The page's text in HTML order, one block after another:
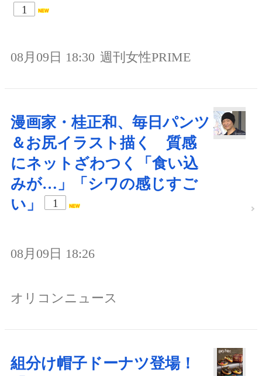
1
08月09日 18:30 週刊女性PRIME
漫画家・桂正和、毎日パンツ
＆お尻イラスト描く 質感
にネットざわつく「食い込
みが…」「シワの感じすご
い」
1
08月09日 18:26
オリコンニュース
組分け帽子ドーナツ登場！